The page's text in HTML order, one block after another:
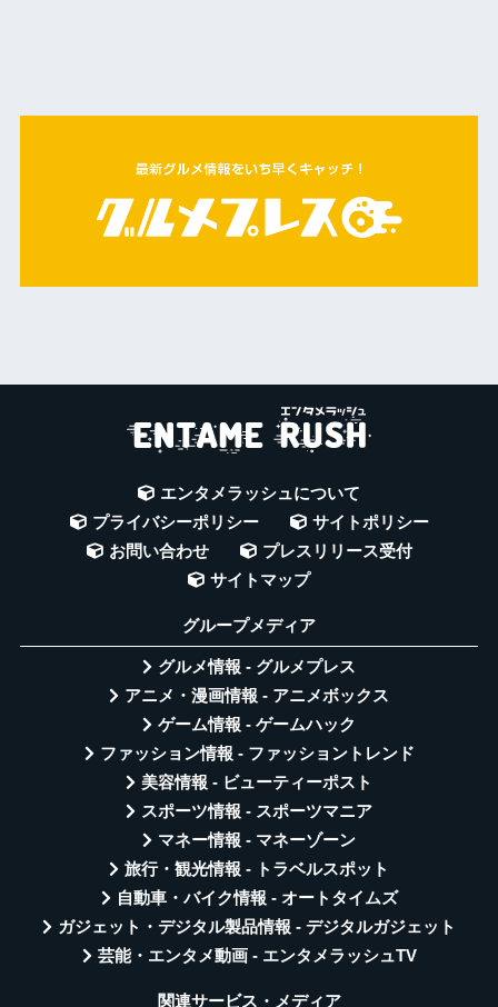
エンタメラッシュについて
プライバシーポリシー
サイトポリシー
お問い合わせ
プレスリリース受付
サイトマップ
グループメディア
グルメ情報 - グルメプレス
アニメ・漫画情報 - アニメボックス
ゲーム情報 - ゲームハック
ファッション情報 - ファッショントレンド
美容情報 - ビューティーポスト
スポーツ情報 - スポーツマニア
マネー情報 - マネーゾーン
旅行・観光情報 - トラベルスポット
自動車・バイク情報 - オートタイムズ
ガジェット・デジタル製品情報 - デジタルガジェット
芸能・エンタメ動画 - エンタメラッシュTV
関連サービス・メディア